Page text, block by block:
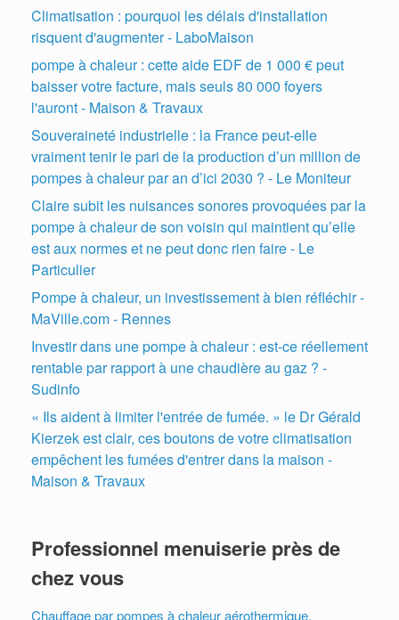
Climatisation : pourquoi les délais d'installation
risquent d'augmenter - LaboMaison
pompe à chaleur : cette aide EDF de 1 000 € peut
baisser votre facture, mais seuls 80 000 foyers
l'auront - Maison & Travaux
Souveraineté industrielle : la France peut-elle
vraiment tenir le pari de la production d’un million de
pompes à chaleur par an d’ici 2030 ? - Le Moniteur
Claire subit les nuisances sonores provoquées par la
pompe à chaleur de son voisin qui maintient qu’elle
est aux normes et ne peut donc rien faire - Le
Particulier
Pompe à chaleur, un investissement à bien réfléchir -
MaVille.com - Rennes
Investir dans une pompe à chaleur : est-ce réellement
rentable par rapport à une chaudière au gaz ? -
Sudinfo
« Ils aident à limiter l'entrée de fumée. » le Dr Gérald
Kierzek est clair, ces boutons de votre climatisation
empêchent les fumées d'entrer dans la maison -
Maison & Travaux
Professionnel menuiserie près de
chez vous
Chauffage par pompes à chaleur aérothermique,